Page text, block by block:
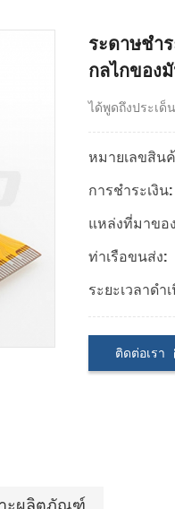
ระดาษชำ
กลไกของ
ได้พูดถึงประเด็
หมายเลขสิน
การชำระเงิน:
แหล่งที่มาข
ท่าเรือขนส่ง:
ระยะเวลาดำ
ติดต่อเรา
ะผลิตภัณฑ์